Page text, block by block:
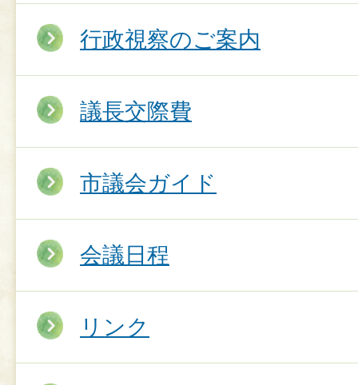
行政視察のご案内
議長交際費
市議会ガイド
会議日程
リンク